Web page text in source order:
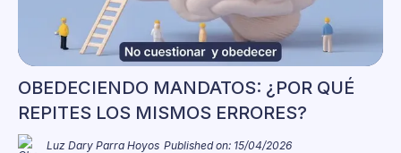
OBEDECIENDO MANDATOS: ¿POR QUÉ
REPITES LOS MISMOS ERRORES?
Luz Dary Parra Hoyos Published on: 15/04/2026